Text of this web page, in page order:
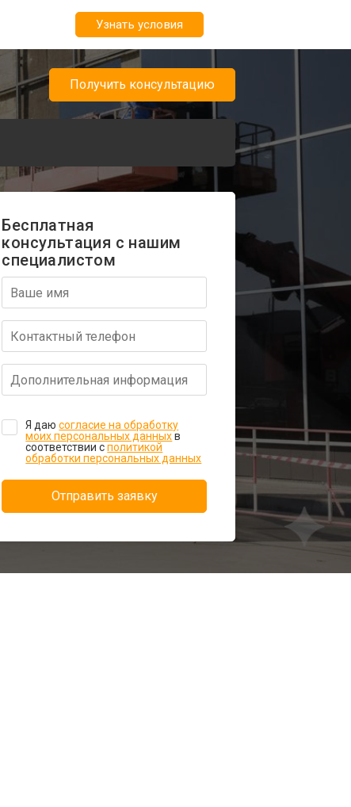
Узнать условия
Получить консультацию
Бесплатная
консультация с нашим
специалистом
Я даюсогласие на обработку
моих персональных данныхв
соответствии сполитикой
обработки персональных данных
Отправить заявку